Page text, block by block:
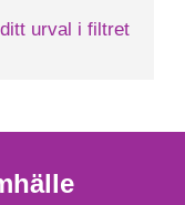
urval i filtret